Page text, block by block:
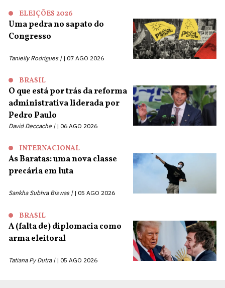
ELEIÇÕES 2026
Uma pedra no sapato do
Congresso
Tanielly Rodrigues | 07 AGO 2026
BRASIL
O que está por trás da reforma
administrativa liderada por
Pedro Paulo
David Deccache | 06 AGO 2026
INTERNACIONAL
As Baratas: uma nova classe
precária em luta
Sankha Subhra Biswas | 05 AGO 2026
BRASIL
A (falta de) diplomacia como
arma eleitoral
Tatiana Py Dutra | 05 AGO 2026